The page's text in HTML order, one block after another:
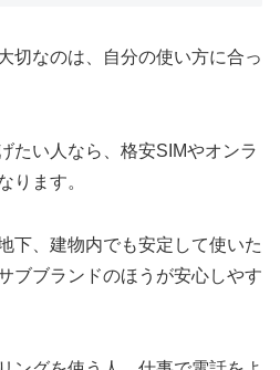
切なのは、自分の使い方に合っ
たい人なら、格安SIMやオンラ
ります。
下、建物内でも安定して使いた
ブブランドのほうが安心しやす